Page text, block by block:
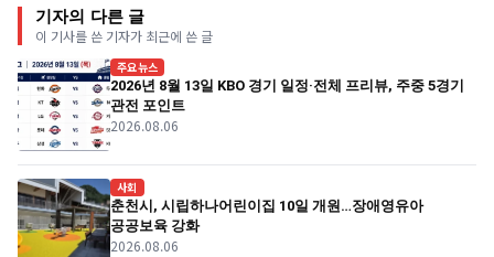
기자의 다른 글
이 기사를 쓴 기자가 최근에 쓴 글
주요뉴스
2026년 8월 13일 KBO 경기 일정·전체 프리뷰, 주중 5경기
관전 포인트
2026.08.06
사회
춘천시, 시립하나어린이집 10일 개원…장애영유아
공공보육 강화
2026.08.06